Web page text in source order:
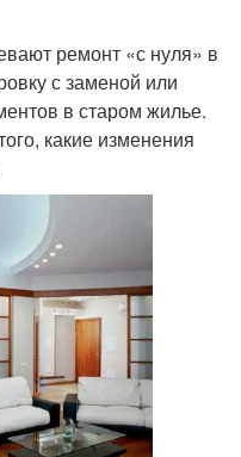
ремонт «с нуля» в
с заменой или
в старом жилье.
какие изменения